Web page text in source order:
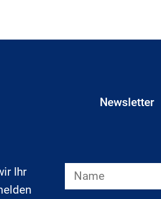
Newsletter
Ihr